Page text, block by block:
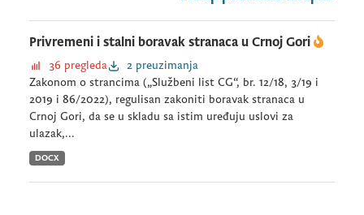
Privremeni i stalni boravak stranaca u Crnoj Gori
36 pregleda
2 preuzimanja
Zakonom o strancima („Službeni list CG“, br. 12/18, 3/19 i
2019 i 86/2022), regulisan zakoniti boravak stranaca u
Crnoj Gori, da se u skladu sa istim uređuju uslovi za
ulazak,...
DOCX